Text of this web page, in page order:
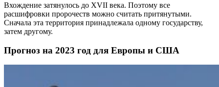
Вхождение затянулось до XVII века. Поэтому все
расшифровки пророчеств можно считать притянутыми.
Сначала эта территория принадлежала одному государству,
затем другому.
Прогноз на 2023 год для Европы и США